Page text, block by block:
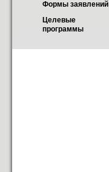
Формы заявлений
Целевые
программы